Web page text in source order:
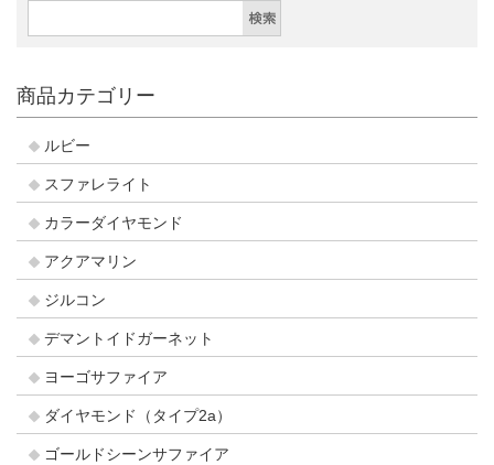
商品カテゴリー
ルビー
スファレライト
カラーダイヤモンド
アクアマリン
ジルコン
デマントイドガーネット
ヨーゴサファイア
ダイヤモンド（タイプ2a）
ゴールドシーンサファイア